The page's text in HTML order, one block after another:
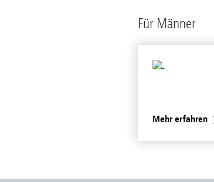
Für Männer
Mehr erfahren